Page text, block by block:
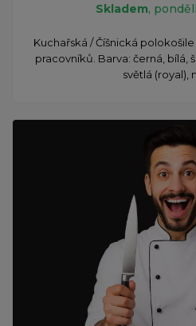
Skladem,
Kuchařská / Číšnická
pracovníků. Barva: černá, bílá,
světlá (royal),